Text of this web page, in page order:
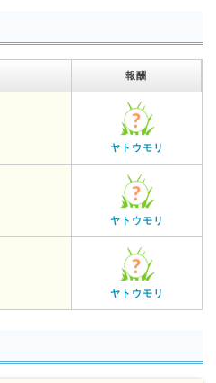
報酬
ヤトウモリ
ヤトウモリ
ヤトウモリ